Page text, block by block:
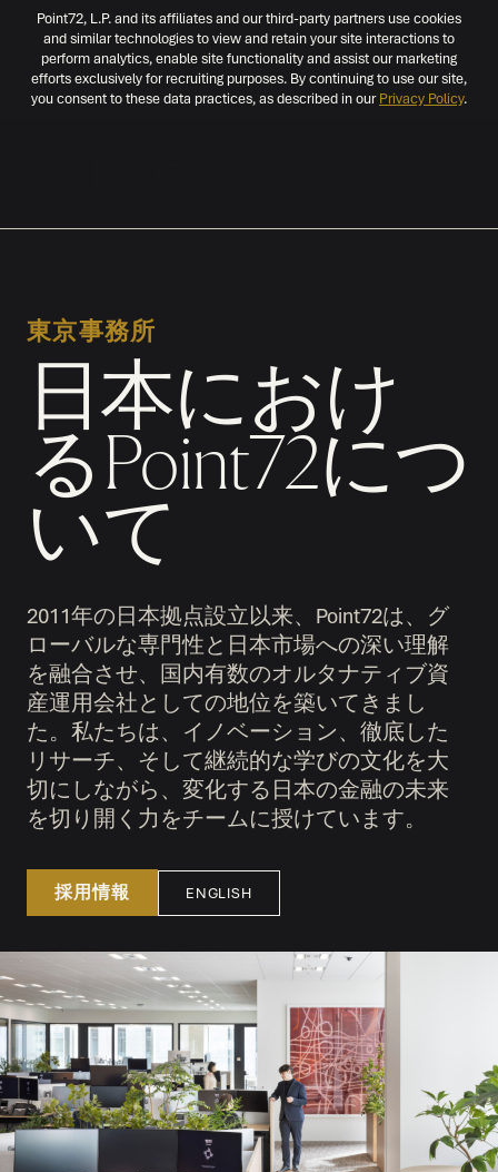
Point72, L.P. and its affiliates and our third-party partners use cookies
and similar technologies to view and retain your site interactions to
perform analytics, enable site functionality and assist our marketing
efforts exclusively for recruiting purposes. By continuing to use our site,
you consent to these data practices, as described in ourPrivacy Policy.
東京事務所
日本におけ
るPoint72につ
いて
2011年の日本拠点設立以来、Point72は、グ
ローバルな専門性と日本市場への深い理解
を融合させ、国内有数のオルタナティブ資
産運用会社としての地位を築いてきまし
た。私たちは、イノベーション、徹底した
リサーチ、そして継続的な学びの文化を大
切にしながら、変化する日本の金融の未来
を切り開く力をチームに授けています。
採用情報 ENGLISH